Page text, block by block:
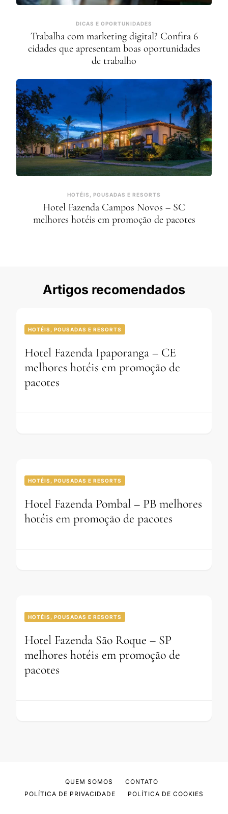
DICAS E OPORTUNIDADES
Trabalha com marketing digital? Confira 6
cidades que apresentam boas oportunidades
de trabalho
HOTÉIS, POUSADAS E RESORTS
Hotel Fazenda Campos Novos – SC
melhores hotéis em promoção de pacotes
Artigos recomendados
HOTÉIS, POUSADAS E RESORTS
Hotel Fazenda Ipaporanga – CE
melhores hotéis em promoção de
pacotes
HOTÉIS, POUSADAS E RESORTS
Hotel Fazenda Pombal – PB melhores
hotéis em promoção de pacotes
HOTÉIS, POUSADAS E RESORTS
Hotel Fazenda São Roque – SP
melhores hotéis em promoção de
pacotes
QUEM SOMOS
CONTATO
POLÍTICA DE PRIVACIDADE
POLÍTICA DE COOKIES